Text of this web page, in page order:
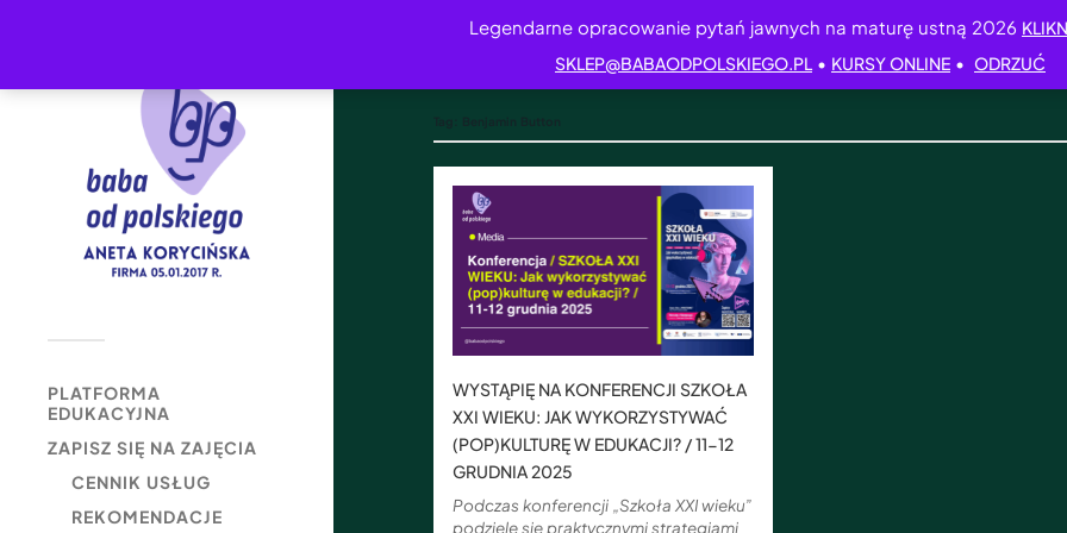
Legendarne opracowanie pytań jawnych na maturę ustną 2026
SKLEP@BABAODPOLSKIEGO.PL • KURSY ONLINE • ODRZUĆ
PLATFORMA
EDUKACYJNA
ZAPISZ SIĘ NA ZAJĘCIA
CENNIK USŁUG
REKOMENDACJE
WYSTĄPIĘ NA KONFERENCJI SZKOŁA
XXI WIEKU: JAK WYKORZYSTYWAĆ
(POP)KULTURĘ W EDUKACJI? / 11-12
GRUDNIA 2025
Podczas konferencji „Szkoła XXI wieku”
podzielę się praktycznymi strategiami